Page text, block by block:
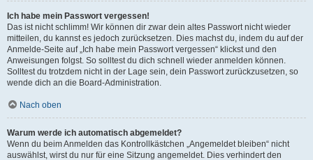
Ich habe mein Passwort vergessen!
Das ist nicht schlimm! Wir können dir zwar dein altes Passwort nicht wieder
mitteilen, du kannst es jedoch zurücksetzen. Dies machst du, indem du auf der
Anmelde-Seite auf „Ich habe mein Passwort vergessen“ klickst und den
Anweisungen folgst. So solltest du dich schnell wieder anmelden können.
Solltest du trotzdem nicht in der Lage sein, dein Passwort zurückzusetzen, so
wende dich an die Board-Administration.
Nach oben
Warum werde ich automatisch abgemeldet?
Wenn du beim Anmelden das Kontrollkästchen „Angemeldet bleiben“ nicht
auswählst, wirst du nur für eine Sitzung angemeldet. Dies verhindert den